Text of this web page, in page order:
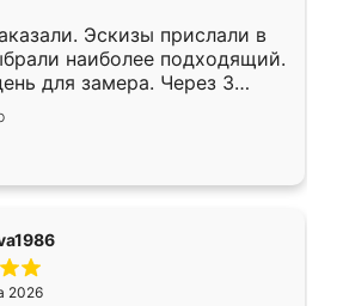
Эскизы прислали в
наиболее подходящий.
для замера. Через 3
уже готова. Остались
Спасибо Ренессанс
работу!
2026